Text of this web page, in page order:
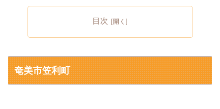
目次
奄美市笠利町